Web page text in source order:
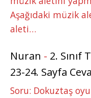
Aşağıdaki müzik
aleti…
Nuran - 2. Sınıf
23-24. Sayfa
Soru: Dokuztaş